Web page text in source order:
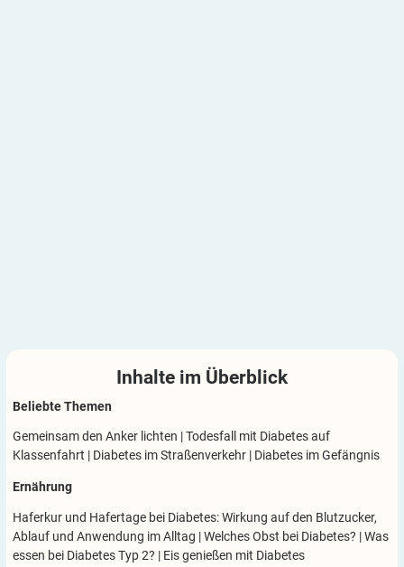
Inhalte im Überblick
Beliebte Themen
Gemeinsam den Anker lichten |Todesfall mit Diabetes auf
Klassenfahrt | Diabetes im Straßenverkehr | Diabetes im Gefängnis
Ernährung
Haferkur und Hafertage bei Diabetes: Wirkung auf den Blutzucker,
Ablauf und Anwendung im Alltag |Welches Obst bei Diabetes? |Was
essen bei Diabetes Typ 2? | Eis genießen mit Diabetes